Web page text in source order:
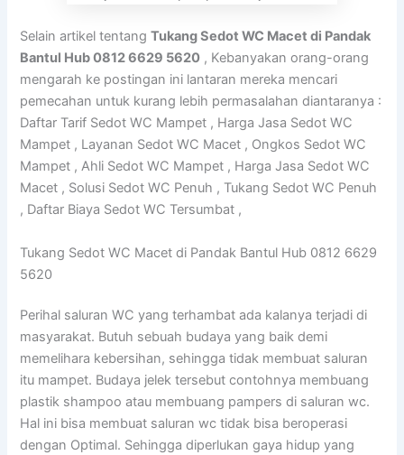
Selain artikel tentangTukang Sedot WC Macet di Pandak
Bantul Hub 0812 6629 5620 , Kebanyakan orang-orang
mengarah ke postingan ini lantaran mereka mencari
pemecahan untuk kurang lebih permasalahan diantaranya :
Daftar Tarif Sedot WC Mampet , Harga Jasa Sedot WC
Mampet , Layanan Sedot WC Macet , Ongkos Sedot WC
Mampet , Ahli Sedot WC Mampet , Harga Jasa Sedot WC
Macet , Solusi Sedot WC Penuh , Tukang Sedot WC Penuh
, Daftar Biaya Sedot WC Tersumbat ,
Tukang Sedot WC Macet di Pandak Bantul Hub 0812 6629
5620
Perihal saluran WC yang terhambat ada kalanya terjadi di
masyarakat. Butuh sebuah budaya yang baik demi
memelihara kebersihan, sehingga tidak membuat saluran
itu mampet. Budaya jelek tersebut contohnya membuang
plastik shampoo atau membuang pampers di saluran wc.
Hal ini bisa membuat saluran wc tidak bisa beroperasi
dengan Optimal. Sehingga diperlukan gaya hidup yang